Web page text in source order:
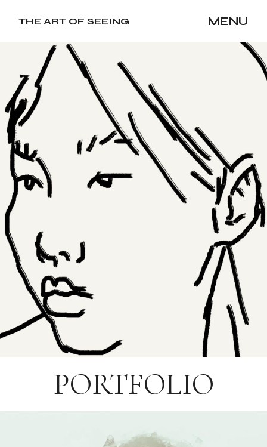
THE ART OF SEEING MENU
PORTFOLIO